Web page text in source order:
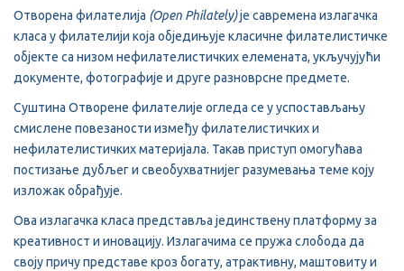
Отворена филателија (Open Philately)је савремена излагачка
класа у филателији која обједињује класичне филателистичке
објекте са низом нефилателистичких елемената, укључујући
документе, фотографије и друге разноврсне предмете.
Суштина Отворене филателије огледа се у успостављању
смислене повезаности између филателистичких и
нефилателистичких материјала. Такав приступ омогућава
постизање дубљег и свеобухватнијег разумевања теме коју
изложак обрађује.
Ова излагачка класа представља јединствену платформу за
креативност и иновацију. Излагачима се пружа слобода да
своју причу представе кроз богату, атрактивну, маштовиту и